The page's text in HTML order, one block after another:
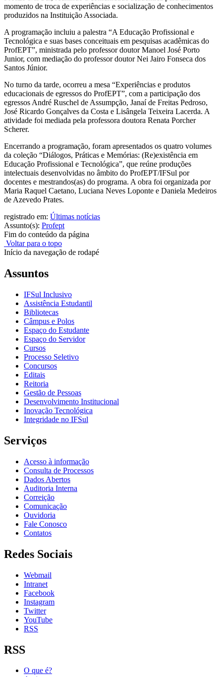
momento de troca de experiências e socialização de conhecimentos
produzidos na Instituição Associada.
A programação incluiu a palestra “A Educação Profissional e
Tecnológica e suas bases conceituais em pesquisas acadêmicas do
ProfEPT”, ministrada pelo professor doutor Manoel José Porto
Junior, com mediação do professor doutor Nei Jairo Fonseca dos
Santos Júnior.
No turno da tarde, ocorreu a mesa “Experiências e produtos
educacionais de egressos do ProfEPT”, com a participação dos
egressos André Ruschel de Assumpção, Janaí de Freitas Pedroso,
José Ricardo Gonçalves da Costa e Lisângela Teixeira Lacerda. A
atividade foi mediada pela professora doutora Renata Porcher
Scherer.
Encerrando a programação, foram apresentados os quatro volumes
da coleção “Diálogos, Práticas e Memórias: (Re)existência em
Educação Profissional e Tecnológica”, que reúne produções
intelectuais desenvolvidas no âmbito do ProfEPT/IFSul por
docentes e mestrandos(as) do programa. A obra foi organizada por
Maria Raquel Caetano, Luciana Neves Loponte e Daniela Medeiros
de Azevedo Prates.
registrado em: Últimas notícias
Assunto(s): Profept
Fim do conteúdo da página
Voltar para o topo
Início da navegação de rodapé
Assuntos
IFSul Inclusivo
Assistência Estudantil
Bibliotecas
Câmpus e Polos
Espaço do Estudante
Espaço do Servidor
Cursos
Processo Seletivo
Concursos
Editais
Reitoria
Gestão de Pessoas
Desenvolvimento Institucional
Inovação Tecnológica
Integridade no IFSul
Serviços
Acesso à informação
Consulta de Processos
Dados Abertos
Auditoria Interna
Correição
Comunicação
Ouvidoria
Fale Conosco
Contatos
Redes Sociais
Webmail
Intranet
Facebook
Instagram
Twitter
YouTube
RSS
RSS
O que é?